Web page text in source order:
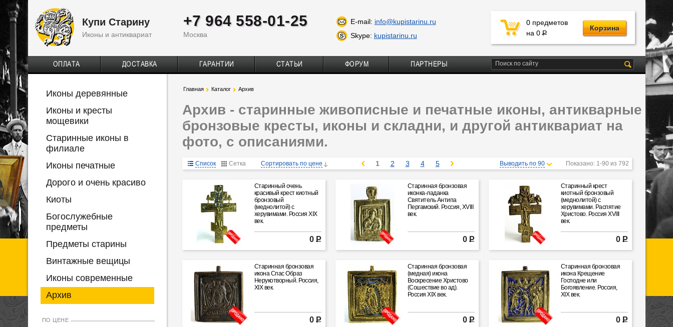
Купи Старину
Иконы и антиквариат
+7 964 558-01-25
Москва
E-mail: info@kupistarinu.ru
Skype: kupistarinu.ru
Корзина
0 предметов
на 0 Р
ОПЛАТА ДОСТАВКА ГАРАНТИИ СТАТЬИ ФОРУМ ПАРТНЕРЫ
Иконы деревянные
Иконы и кресты
мощевики
Старинные иконы в
филиале
Иконы печатные
Дорого и очень красиво
Киоты
Богослужебные
предметы
Предметы старины
Винтажные вещицы
Иконы современные
Архив
ПО ЦЕНЕ
Главная Каталог Архив
Архив - старинные живописные и печатные иконы, антикварные
бронзовые кресты, иконы и складни, и другой антиквариат на
фото, с описаниями.
Список Сетка Сортировать по цене 1 2 3 4 5 Выводить по 90 Показано: 1-90 из 792
Старинный очень
красивый крест киотный
бронзовый
(меднолитой) с
херувимами. Россия XIX
век.
0 Р
Старинная бронзовая
иконка-ладанка
Святитель Антипа
Пергамский. Россия, XVIII
век.
0 Р
Старинный крест
киотный бронзовый
(меднолитой) с
херувимами. Распятие
Христово. Россия XVIII
век.
0 Р
Старинная бронзовая
икона Спас Образ
Нерукотворный. Россия,
XIX век.
0 Р
Старинная бронзовая
(медная) икона
Воскресение Христово
(Сошествие во ад).
Россия XIX век.
0 Р
Старинная бронзовая
икона Крещение
Господне или
Богоявление. Россия,
XIX век.
0 Р